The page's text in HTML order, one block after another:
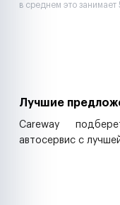
в среднем это занимает
Лучшие
Careway
автосервис с